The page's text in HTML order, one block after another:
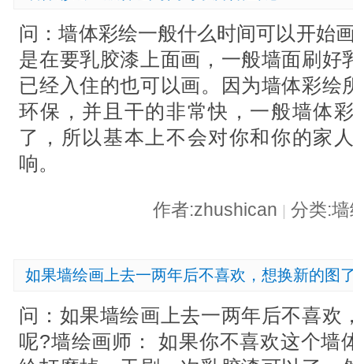
问：墙体彩绘一般什么时间可以开始
是在要乳胶漆上面画，一般墙面刷好
已经入住的也可以画。因为墙体彩绘
环保，并且干的非常快，一般墙体
了，所以基本上不会对你和你的家
响。
作者:zhushican | 分类:
如果墙绘画上去一两年后不喜欢，想换新的图
问：如果墙绘画上去一两年后不喜欢
呢?墙绘画师： 如果你不喜欢这个墙